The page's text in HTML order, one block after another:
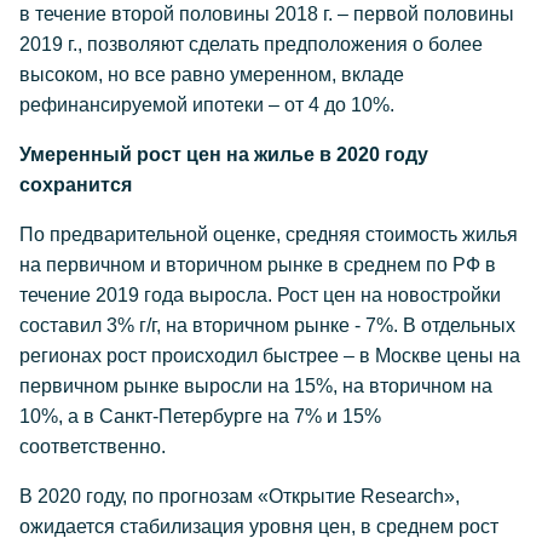
в течение второй половины 2018 г. – первой половины
2019 г., позволяют сделать предположения о более
высоком, но все равно умеренном, вкладе
рефинансируемой ипотеки – от 4 до 10%.
Умеренный рост цен на жилье в 2020 году
сохранится
По предварительной оценке, средняя стоимость жилья
на первичном и вторичном рынке в среднем по РФ в
течение 2019 года выросла. Рост цен на новостройки
составил 3% г/г, на вторичном рынке - 7%. В отдельных
регионах рост происходил быстрее – в Москве цены на
первичном рынке выросли на 15%, на вторичном на
10%, а в Санкт-Петербурге на 7% и 15%
соответственно.
В 2020 году, по прогнозам «Открытие Research»,
ожидается стабилизация уровня цен, в среднем рост